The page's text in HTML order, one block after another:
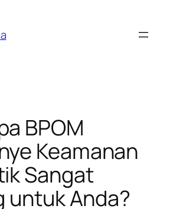
BPOM
Keamanan
Sangat
untuk Anda?